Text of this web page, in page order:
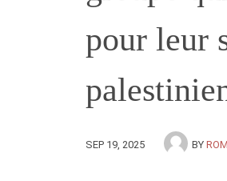
pour leur
SEP 19, 2025 BY